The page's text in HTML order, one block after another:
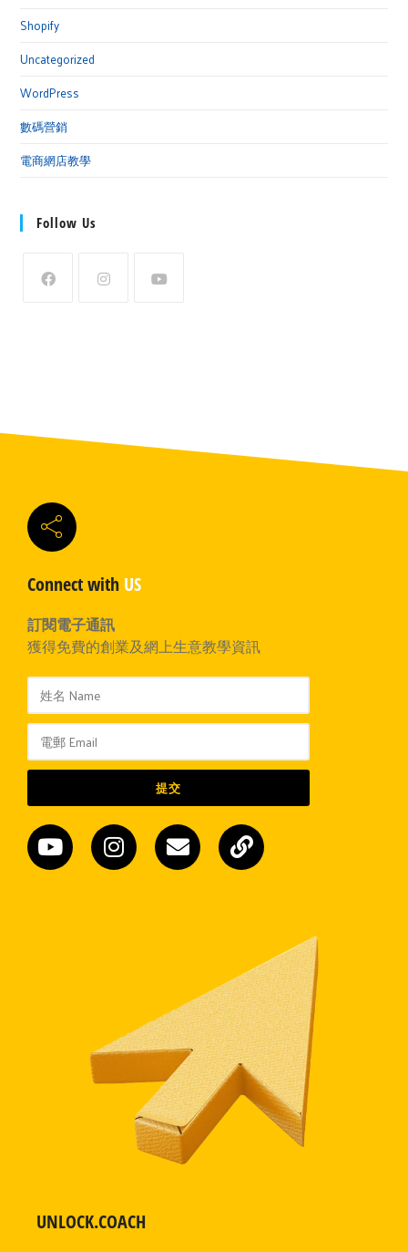
Shopify
Uncategorized
WordPress
數碼營銷
電商網店教學
Follow Us
UNLOCK.COACH
Connect with US
訂閱電子通訊
獲得免費的創業及網上生意教學資訊
提交